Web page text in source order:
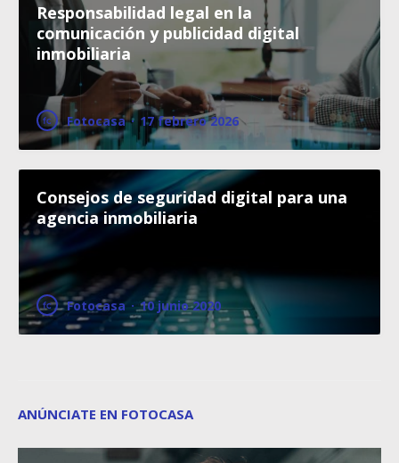
Responsabilidad legal en la
comunicación y publicidad digital
inmobiliaria
Fotocasa · 17 febrero 2026
Consejos de seguridad digital para una
agencia inmobiliaria
Fotocasa · 10 junio 2020
ANÚNCIATE EN FOTOCASA